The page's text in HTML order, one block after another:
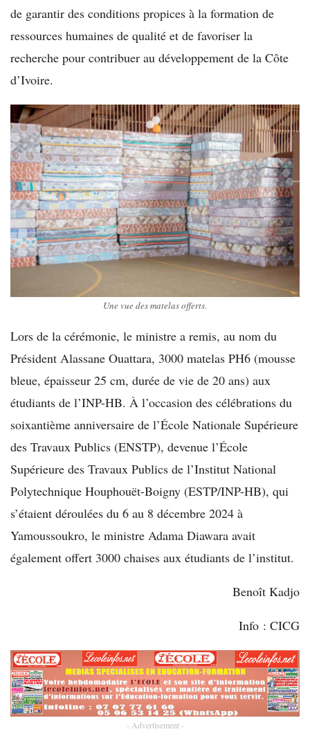
de garantir des conditions propices à la formation de
ressources humaines de qualité et de favoriser la
recherche pour contribuer au développement de la Côte
d’Ivoire.
Une vue des matelas offerts.
Lors de la cérémonie, le ministre a remis, au nom du
Président Alassane Ouattara, 3000 matelas PH6 (mousse
bleue, épaisseur 25 cm, durée de vie de 20 ans) aux
étudiants de l’INP-HB. À l’occasion des célébrations du
soixantième anniversaire de l’École Nationale Supérieure
des Travaux Publics (ENSTP), devenue l’École
Supérieure des Travaux Publics de l’Institut National
Polytechnique Houphouët-Boigny (ESTP/INP-HB), qui
s’étaient déroulées du 6 au 8 décembre 2024 à
Yamoussoukro, le ministre Adama Diawara avait
également offert 3000 chaises aux étudiants de l’institut.
Benoît Kadjo
Info : CICG
- Advertisement -